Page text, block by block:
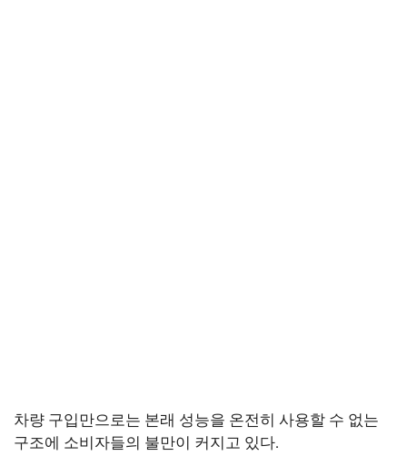
차량 구입만으로는 본래 성능을 온전히 사용할 수 없는
구조에 소비자들의 불만이 커지고 있다.